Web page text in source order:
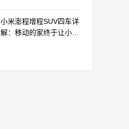
小米澎程增程SUV四车详
解：移动的家终于让小米